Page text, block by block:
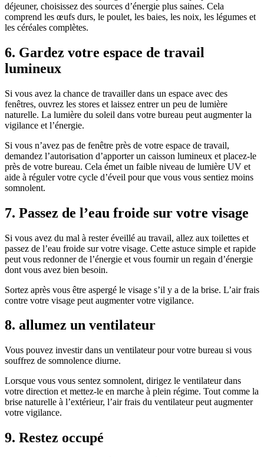
déjeuner, choisissez des sources d’énergie plus saines. Cela
comprend les œufs durs, le poulet, les baies, les noix, les légumes et
les céréales complètes.
6. Gardez votre espace de travail
lumineux
Si vous avez la chance de travailler dans un espace avec des
fenêtres, ouvrez les stores et laissez entrer un peu de lumière
naturelle. La lumière du soleil dans votre bureau peut augmenter la
vigilance et l’énergie.
Si vous n’avez pas de fenêtre près de votre espace de travail,
demandez l’autorisation d’apporter un caisson lumineux et placez-le
près de votre bureau. Cela émet un faible niveau de lumière UV et
aide à réguler votre cycle d’éveil pour que vous vous sentiez moins
somnolent.
7. Passez de l’eau froide sur votre visage
Si vous avez du mal à rester éveillé au travail, allez aux toilettes et
passez de l’eau froide sur votre visage. Cette astuce simple et rapide
peut vous redonner de l’énergie et vous fournir un regain d’énergie
dont vous avez bien besoin.
Sortez après vous être aspergé le visage s’il y a de la brise. L’air frais
contre votre visage peut augmenter votre vigilance.
8. allumez un ventilateur
Vous pouvez investir dans un ventilateur pour votre bureau si vous
souffrez de somnolence diurne.
Lorsque vous vous sentez somnolent, dirigez le ventilateur dans
votre direction et mettez-le en marche à plein régime. Tout comme la
brise naturelle à l’extérieur, l’air frais du ventilateur peut augmenter
votre vigilance.
9. Restez occupé